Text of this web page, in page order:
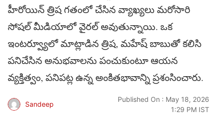
హీరోయిన్ త్రిష గతంలో చేసిన వ్యాఖ్యలు మరోసారి
సోషల్ మీడియాలో వైరల్ అవుతున్నాయి. ఒక
ఇంటర్వ్యూలో మాట్లాడిన త్రిష, మహేష్ బాబుతో కలిసి
పనిచేసిన అనుభవాలను పంచుకుంటూ ఆయన
వ్యక్తిత్వం, పనిపట్ల ఉన్న అంకితభావాన్ని ప్రశంసించారు.
Sandeep
Published On : May 18, 2026
1:29 PM IST